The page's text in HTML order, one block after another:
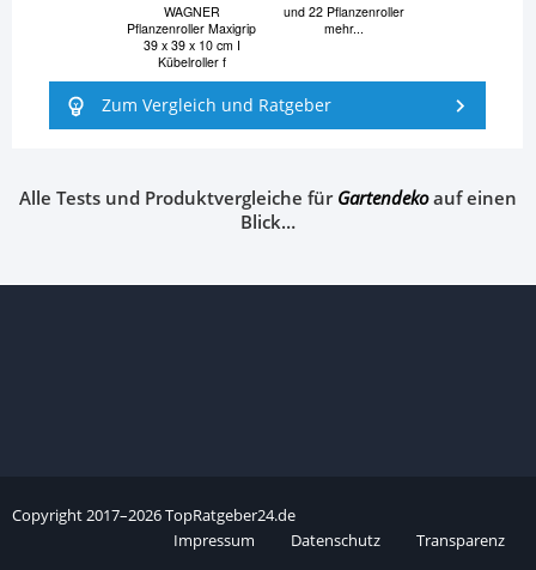
WAGNER
Pflanzenroller Maxigrip
39 x 39 x 10 cm I
Kübelroller f
und 22 Pflanzenroller
mehr...
Zum Vergleich und Ratgeber
Alle Tests und Produktvergleiche fürGartendekoauf einen
Blick…
Copyright2017–2026TopRatgeber24.de
Impressum
Datenschutz Transparenz